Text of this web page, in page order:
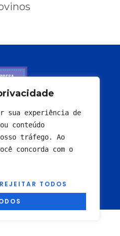
sua experiência de
conteúdo
tráfego. Ao
concorda com o
REJEITAR TODOS